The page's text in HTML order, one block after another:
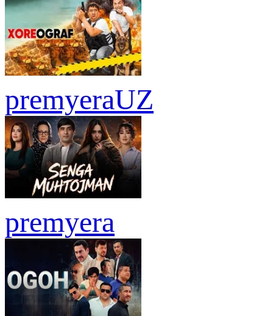
premyeraUZ
premyera